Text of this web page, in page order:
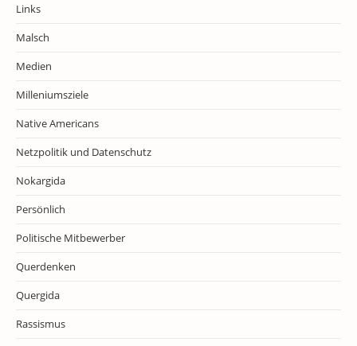
Links
Malsch
Medien
Milleniumsziele
Native Americans
Netzpolitik und Datenschutz
Nokargida
Persönlich
Politische Mitbewerber
Querdenken
Quergida
Rassismus